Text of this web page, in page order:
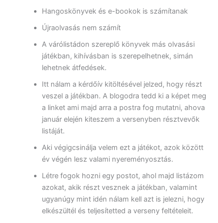
Hangoskönyvek és e-bookok is számítanak
Újraolvasás nem számít
A várólistádon szereplő könyvek más olvasási
játékban, kihívásban is szerepelhetnek, simán
lehetnek átfedések.
Itt nálam a kérdőív kitöltésével jelzed, hogy részt
veszel a játékban. A blogodra tedd ki a képet meg
a linket ami majd arra a postra fog mutatni, ahova
január elején kiteszem a versenyben résztvevők
listáját.
Aki végigcsinálja velem ezt a játékot, azok között
év végén lesz valami nyereményosztás.
Létre fogok hozni egy postot, ahol majd listázom
azokat, akik részt vesznek a játékban, valamint
ugyanúgy mint idén nálam kell azt is jelezni, hogy
elkészültél és teljesítetted a verseny feltételeit.